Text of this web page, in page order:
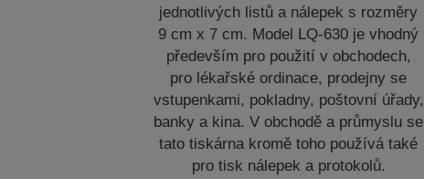
jednotlivých listů a nálepek s rozměry
9 cm x 7 cm. Model LQ-630 je vhodný
především pro použití v obchodech,
pro lékařské ordinace, prodejny se
vstupenkami, pokladny, poštovní úřady,
banky a kina. V obchodě a průmyslu se
tato tiskárna kromě toho používá také
pro tisk nálepek a protokolů.